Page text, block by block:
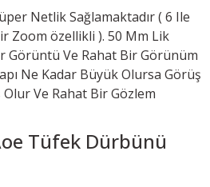
Netlik Sağlamaktadır ( 6 Ile
Zoom özellikli ). 50 Mm Lik
Görüntü Ve Rahat Bir Görünüm
Ne Kadar Büyük Olursa Görüş
Ve Rahat Bir Gözlem
Tüfek Dürbünü